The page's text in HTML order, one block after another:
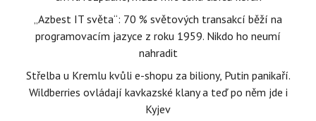
„Azbest IT světa“: 70 % světových transakcí běží na
programovacím jazyce z roku 1959. Nikdo ho neumí
nahradit
Střelba u Kremlu kvůli e-shopu za biliony, Putin panikaří.
Wildberries ovládají kavkazské klany a teď po něm jde i
Kyjev